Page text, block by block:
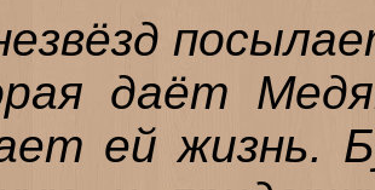
даёт
ей жизнь.